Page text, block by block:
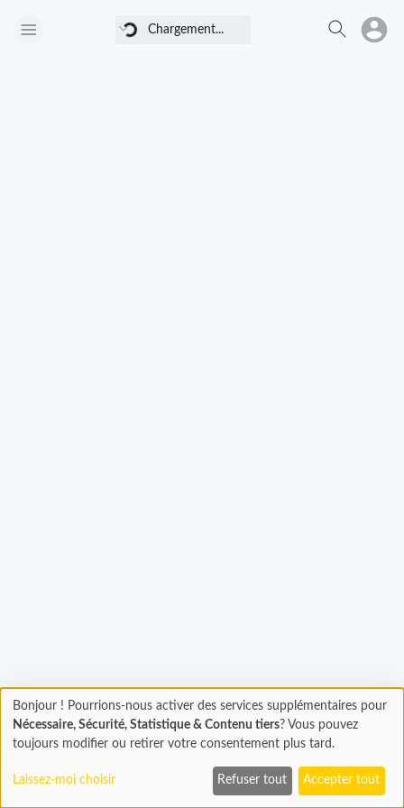
Chargement... Chargement...
Chargement
En cours...
Bonjour ! Pourrions-nous activer des services supplémentaires pour
Nécessaire, Sécurité, Statistique & Contenu tiers? Vous pouvez
toujours modifier ou retirer votre consentement plus tard.
Laissez-moi choisir Refuser tout Accepter tout